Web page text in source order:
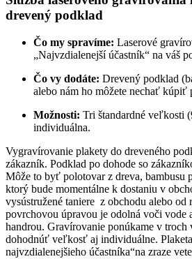
drevený podklad
Čo my spravíme: Laserové
„Najvzdialenejší účastník“ na váš
Čo vy dodáte: Drevený podklad
alebo nám ho môžete nechať kúpiť
Možnosti: Tri štandardné veľkosti
individuálna.
Vygravírovanie plakety do dreveného
zákazník. Podklad po dohode so
Môže to byť polotovar z dreva, bambusu
ktorý bude momentálne k dostaniu v
vysústružené taniere z obchodu alebo od
povrchovou úpravou je odolná voči vode
handrou. Gravírovanie ponúkame v troch
dohodnúť veľkosť aj individuálne.
najvzdialenejšieho účastníka“na zraze